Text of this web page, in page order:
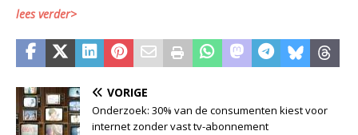
lees verder>
VORIGE
Onderzoek: 30% van de consumenten kiest voor
internet zonder vast tv-abonnement